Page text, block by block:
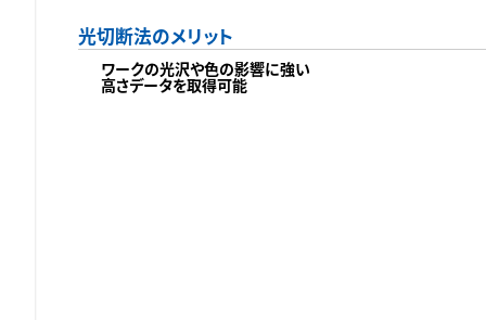
光切断法のメリット
ワークの光沢や色の影響に強い
高さデータを取得可能